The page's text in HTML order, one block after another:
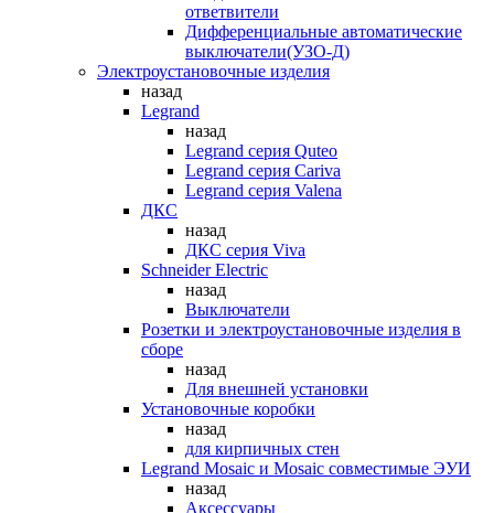
ответвители
Дифференциальные автоматические
выключатели(УЗО-Д)
Электроустановочные изделия
назад
Legrand
назад
Legrand серия Quteo
Legrand серия Cariva
Legrand серия Valena
ДКС
назад
ДКС серия Viva
Schneider Electric
назад
Выключатели
Розетки и электроустановочные изделия в
сборе
назад
Для внешней установки
Установочные коробки
назад
для кирпичных стен
Legrand Mosaic и Mosaic совместимые ЭУИ
назад
Аксессуары